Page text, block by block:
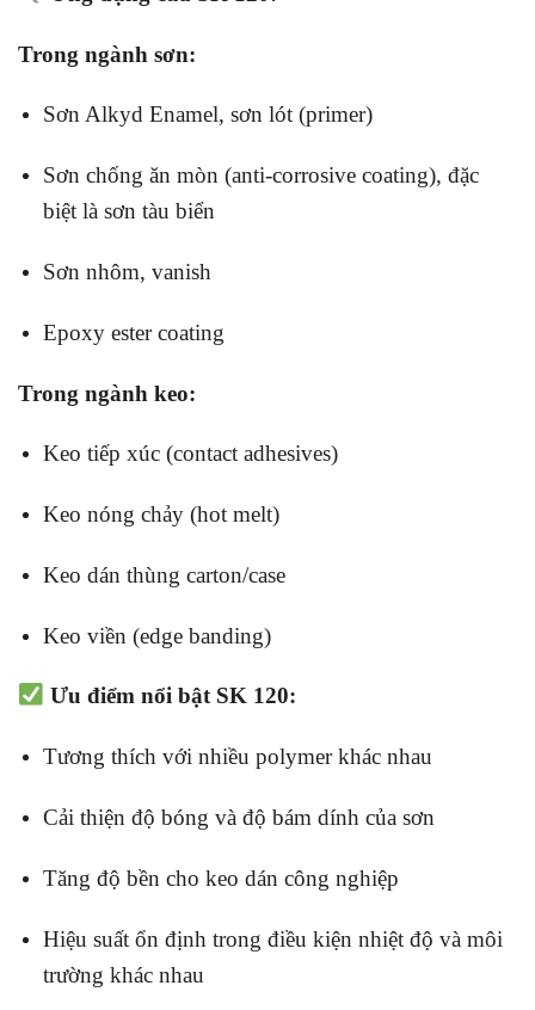
Trong ngành sơn:
Sơn Alkyd Enamel, sơn lót (primer)
Sơn chống ăn mòn (anti-corrosive coating), đặc
biệt là sơn tàu biển
Sơn nhôm, vanish
Epoxy ester coating
Trong ngành keo:
Keo tiếp xúc (contact adhesives)
Keo nóng chảy (hot melt)
Keo dán thùng carton/case
Keo viền (edge banding)
Ưu điểm nổi bật SK 120:
Tương thích với nhiều polymer khác nhau
Cải thiện độ bóng và độ bám dính của sơn
Tăng độ bền cho keo dán công nghiệp
Hiệu suất ổn định trong điều kiện nhiệt độ và môi
trường khác nhau